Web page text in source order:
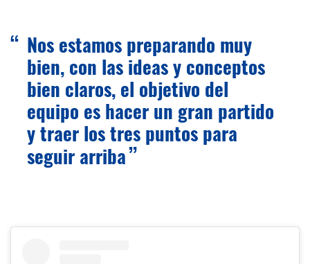
Nos estamos preparando muy
bien, con las ideas y conceptos
bien claros, el objetivo del
equipo es hacer un gran partido
y traer los tres puntos para
seguir arriba